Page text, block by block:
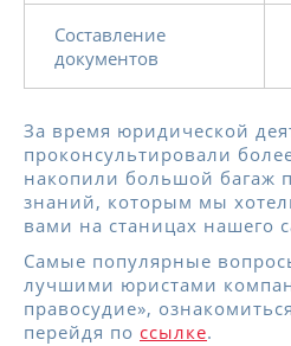
Составление
документов
За время юридической
проконсультировали
накопили большой багаж
знаний, которым мы
вами на станицах нашего
Самые популярные
лучшими юристами
правосудие»,
перейдя по ссылке.